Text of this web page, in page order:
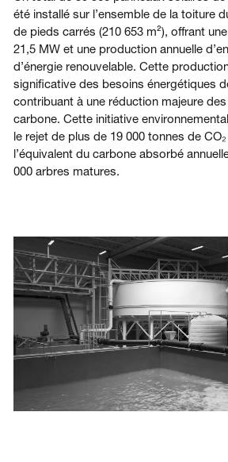
été installé sur l’ensemble de la toiture
de pieds carrés (210 653 m²), offrant
21,5 MW et une production annuelle
d’énergie renouvelable. Cette
significative des besoins énergétiques
contribuant à une réduction majeure
carbone. Cette initiative
le rejet de plus de 19 000 tonnes de
l’équivalent du carbone absorbé
000 arbres matures.